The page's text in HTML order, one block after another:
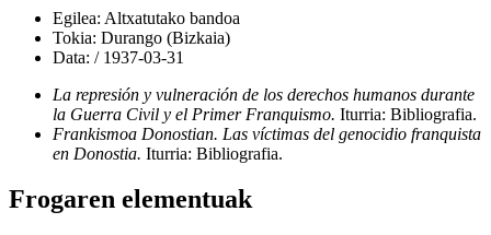
Egilea: Altxatutako bandoa
Tokia: Durango (Bizkaia)
Data: / 1937-03-31
La represión y vulneración de los derechos humanos durante
la Guerra Civil y el Primer Franquismo. Iturria: Bibliografia.
Frankismoa Donostian. Las víctimas del genocidio franquista
en Donostia. Iturria: Bibliografia.
Frogaren elementuak